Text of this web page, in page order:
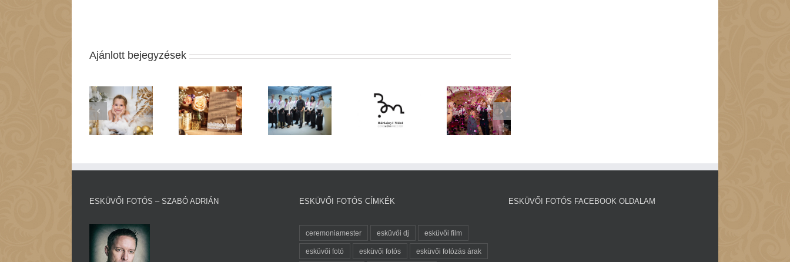
Ajánlott bejegyzések
A Legjobb
Esküvői
Meghívók
Mi Legyen
Az Esküvői
Menü?
Ceremóniamester
– Bárkányi
Móni
Németországi
Fényképeztem
ESKÜVŐI FOTÓS – SZABÓ ADRIÁN ESKÜVŐI FOTÓS CÍMKÉK
ceremoniamester esküvői dj esküvői film
esküvői fotó esküvői fotós esküvői fotózás árak
ESKÜVŐI FOTÓS FACEBOOK OLDALAM